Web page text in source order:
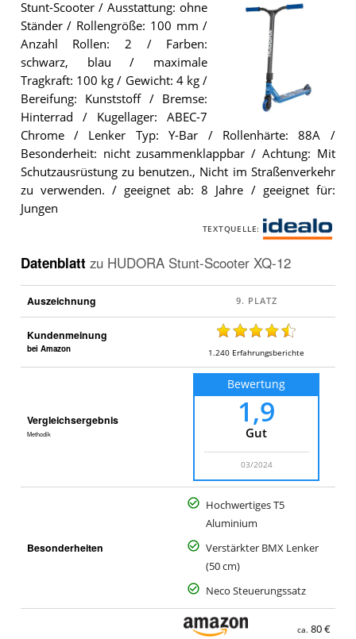
HUDORA
Stunt-
Scooter
XQ-
12.
Stunt-Scooter / Ausstattung: ohne
Ständer / Rollengröße: 100 mm /
Anzahl Rollen: 2 / Farben:
schwarz, blau / maximale
Tragkraft: 100 kg / Gewicht: 4 kg /
Bereifung: Kunststoff / Bremse:
Hinterrad / Kugellager: ABEC-7
Chrome / Lenker Typ: Y-Bar / Rollenhärte: 88A /
Besonderheit: nicht zusammenklappbar / Achtung: Mit
Schutzausrüstung zu benutzen., Nicht im Straßenverkehr
zu verwenden. / geeignet ab: 8 Jahre / geeignet für:
Jungen
TEXTQUELLE:
i
d
o
Datenblatt zu HUDORA Stunt-Scooter XQ-12
Auszeichnung
Kundenmeinung
bei Amazon 1.240 Erfahrungsberichte
Vergleichsergebnis
Methodik
Bewertung
1,9
Gut
03/2024
Besonderheiten
Hochwertiges T5
Aluminium
Verstärkter BMX Lenker
(50 cm)
Neco Steuerungssatz
ca. 80 €